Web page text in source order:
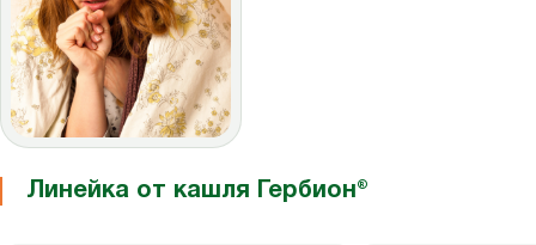
Линейка от кашля Гербион®